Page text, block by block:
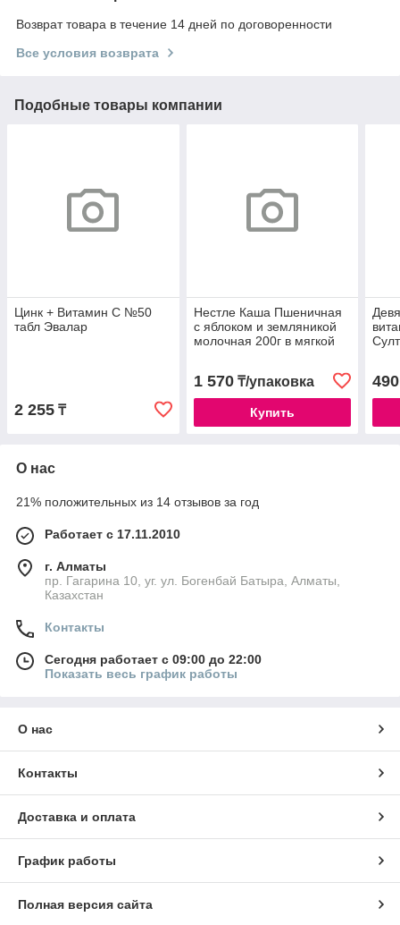
Возврат товара в течение 14 дней по договоренности
Все условия возврата
Подобные товары компании
Цинк + Витамин С №50
табл Эвалар
2 255 ₸
Нестле Каша Пшеничная
с яблоком и земляникой
молочная 200г в мягкой
1 570₸/упаковка
Купить
490
О нас
21% положительных из 14 отзывов за год
Работает с 17.11.2010
г. Алматы
пр. Гагарина 10, уг. ул. Богенбай Батыра, Алматы,
Казахстан
Контакты
Сегодня работает с 09:00 до 22:00
Показать весь график работы
О нас
Контакты
Доставка и оплата
График работы
Полная версия сайта